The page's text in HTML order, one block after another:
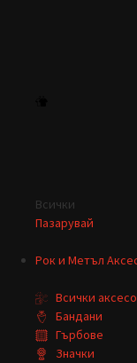
Всички
Пазарувай
Рок и Метъл
Всички
Бандани
Гърбове
Значки